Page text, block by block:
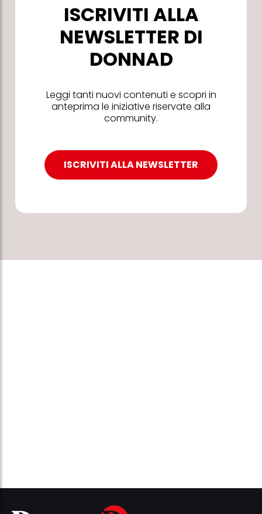
ISCRIVITI ALLA
NEWSLETTER DI
DONNAD
Leggi tanti nuovi contenuti e scopri in
anteprima le iniziative riservate alla
community.
ISCRIVITI ALLA NEWSLETTER